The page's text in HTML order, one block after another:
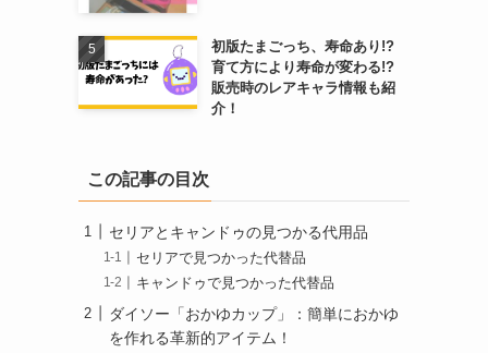
初版たまごっち、寿命あり!?
育て方により寿命が変わる!?
販売時のレアキャラ情報も紹
介！
この記事の目次
セリアとキャンドゥの見つかる代用品
セリアで見つかった代替品
キャンドゥで見つかった代替品
ダイソー「おかゆカップ」：簡単におかゆ
を作れる革新的アイテム！